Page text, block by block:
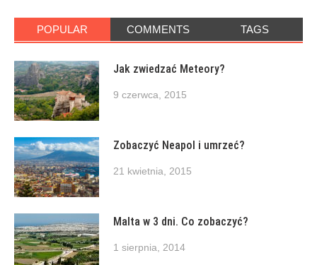
POPULAR COMMENTS TAGS
Jak zwiedzać Meteory?
9 czerwca, 2015
Zobaczyć Neapol i umrzeć?
21 kwietnia, 2015
Malta w 3 dni. Co zobaczyć?
1 sierpnia, 2014